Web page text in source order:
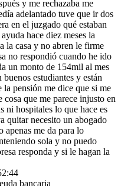
y me rechazaba me
adelantado tuve que ir dos
en el juzgado qué estaban
hace diez meses la
la casa y no abren le firme
no respondió cuando he ido
un monto de 154mil al mes
estudiantes y están
pensión me dice que si me
cosa que me parece injusto en
ni hospitales lo que hace es
quitar necesito un abogado
apenas me da para lo
sola y no puedo
responda y si le hagan la
bancaria